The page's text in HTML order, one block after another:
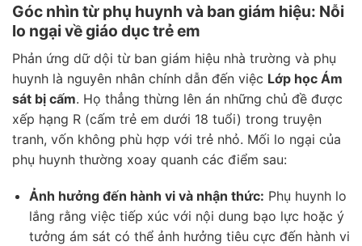
Góc nhìn từ phụ huynh và ban giám hiệu: Nỗi
lo ngại về giáo dục trẻ em
Phản ứng dữ dội từ ban giám hiệu nhà trường và phụ
huynh là nguyên nhân chính dẫn đến việc Lớp học Ám
sát bị cấm. Họ thẳng thừng lên án những chủ đề được
xếp hạng R (cấm trẻ em dưới 18 tuổi) trong truyện
tranh, vốn không phù hợp với trẻ nhỏ. Mối lo ngại của
phụ huynh thường xoay quanh các điểm sau:
Ảnh hưởng đến hành vi và nhận thức: Phụ huynh lo
lắng rằng việc tiếp xúc với nội dung bạo lực hoặc ý
tưởng ám sát có thể ảnh hưởng tiêu cực đến hành vi